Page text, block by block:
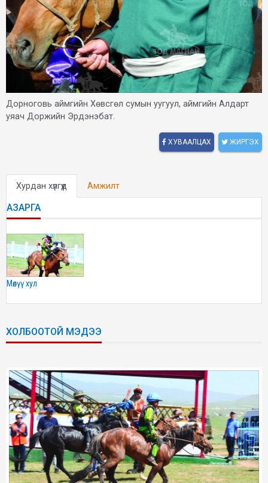
Дорноговь аймгийн Хөвсгөл сумын уугуул, аймгийн Алдарт
уяач Доржийн Эрдэнэбат.
ХУВААЛЦАХ ЖИРГЭХ
Хурдан хүлгүүд Амжилт
АЗАРГА
мөлүү хул
ХОЛБООТОЙ МЭДЭЭ